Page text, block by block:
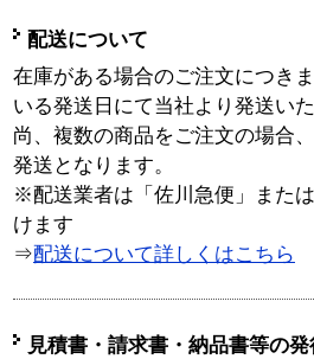
配送について
在庫がある場合のご注文につき
いる発送日にて当社より発送い
尚、複数の商品をご注文の場合
発送となります。
※配送業者は「佐川急便」また
けます
⇒配送について詳しくはこちら
見積書・請求書・納品書等の